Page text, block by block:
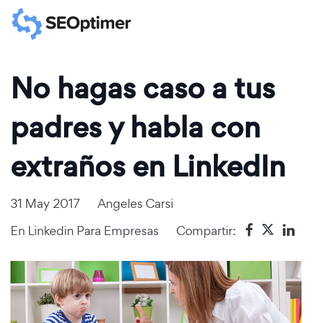
No hagas caso a tus
padres y habla con
extraños en LinkedIn
31 May 2017
Angeles Carsi
En Linkedin Para Empresas Compartir: